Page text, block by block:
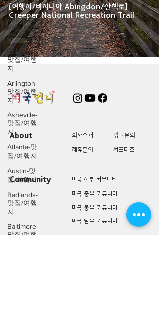
지
Ann Arbor-
맛집/여행
지
Arlington-
맛집/여행
지
Arlington-
맛집/여행
지
Asheville-
맛집/여행
지
Atlanta-맛
집/여행지
Austin-맛
집/여행지
Badlands-
맛집/여행
지
Baltimore-
맛집/여행
[여행지/버지니아 Abingdon/산책로]
Creeper National Recreation Trail
About 회사소개
광고문의
제휴문의
서포터즈
Community
미국 서부 커뮤니티
미국 중부 커뮤니티
미국 동부 커뮤니티
미국 남부 커뮤니티